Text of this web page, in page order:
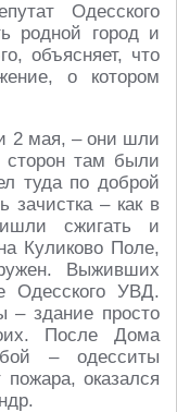
Одесского
родной город и
объясняет, что
о котором
2 мая, – они шли
сторон там были
туда по доброй
зачистка – как в
сжигать и
Куликово Поле,
Выживших
Одесского УВД.
– здание просто
После Дома
– одесситы
оказался